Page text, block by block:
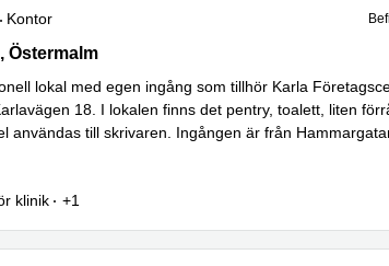
Kontor
Östermalm
Östermalm
klinik +1
lokal med egen ingång som tillhör Karla
18. I lokalen finns det pentry, toalett, liten
användas till skrivaren. Ingången är från